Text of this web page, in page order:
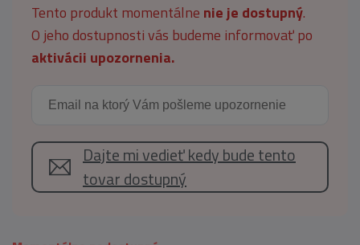
Tento produkt momentálne nie je dostupný.
O jeho dostupnosti vás budeme informovať po
aktivácii upozornenia.
Dajte mi vedieť kedy bude tento
tovar dostupný